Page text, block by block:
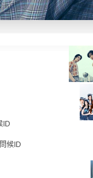
ID
候ID